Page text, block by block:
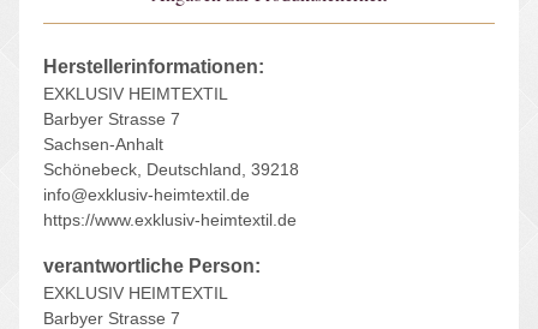
Herstellerinformationen:
EXKLUSIV HEIMTEXTIL
Barbyer Strasse 7
Sachsen-Anhalt
Schönebeck, Deutschland, 39218
info@exklusiv-heimtextil.de
https://www.exklusiv-heimtextil.de
verantwortliche Person:
EXKLUSIV HEIMTEXTIL
Barbyer Strasse 7